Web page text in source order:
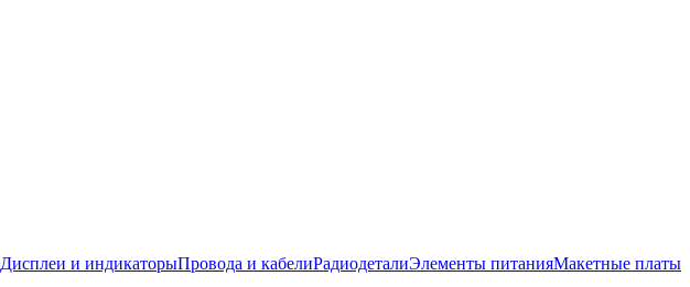
Дисплеи и индикаторыПровода и кабелиРадиодеталиЭлементы питанияМакетные платы